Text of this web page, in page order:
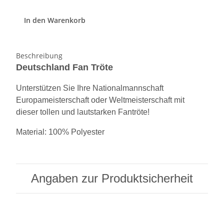
In den Warenkorb
Beschreibung
Deutschland Fan Tröte
Unterstützen Sie Ihre Nationalmannschaft
Europameisterschaft oder Weltmeisterschaft mit
dieser tollen und lautstarken Fantröte!
Material: 100% Polyester
Angaben zur Produktsicherheit